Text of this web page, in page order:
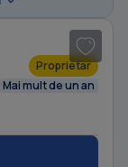
Proprietar
Mai mult de un an